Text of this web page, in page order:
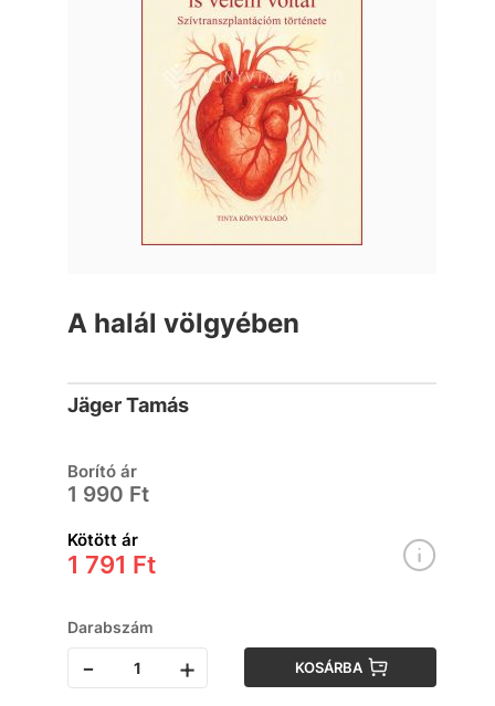
A halál völgyében
Jäger Tamás
Borító ár
1 990 Ft
Kötött ár
1 791 Ft
Darabszám
- + KOSÁRBA